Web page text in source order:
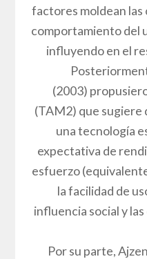
factores moldean las
comportamiento del
influyendo en el
(2003)
(TAM2) que sugiere
una tecnología
expectativa de
esfuerzo
la facilidad de
influencia social y
Por su parte,